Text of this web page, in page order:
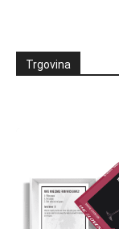
Trgovina